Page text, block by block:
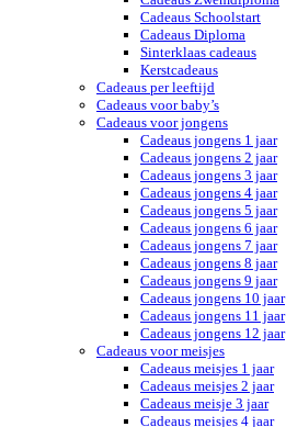
Cadeaus Schoolstart
Cadeaus Diploma
Sinterklaas cadeaus
Kerstcadeaus
Cadeaus per leeftijd
Cadeaus voor baby’s
Cadeaus voor jongens
Cadeaus jongens 1 jaar
Cadeaus jongens 2 jaar
Cadeaus jongens 3 jaar
Cadeaus jongens 4 jaar
Cadeaus jongens 5 jaar
Cadeaus jongens 6 jaar
Cadeaus jongens 7 jaar
Cadeaus jongens 8 jaar
Cadeaus jongens 9 jaar
Cadeaus jongens 10 jaar
Cadeaus jongens 11 jaar
Cadeaus jongens 12 jaar
Cadeaus voor meisjes
Cadeaus meisjes 1 jaar
Cadeaus meisjes 2 jaar
Cadeaus meisje 3 jaar
Cadeaus meisjes 4 jaar